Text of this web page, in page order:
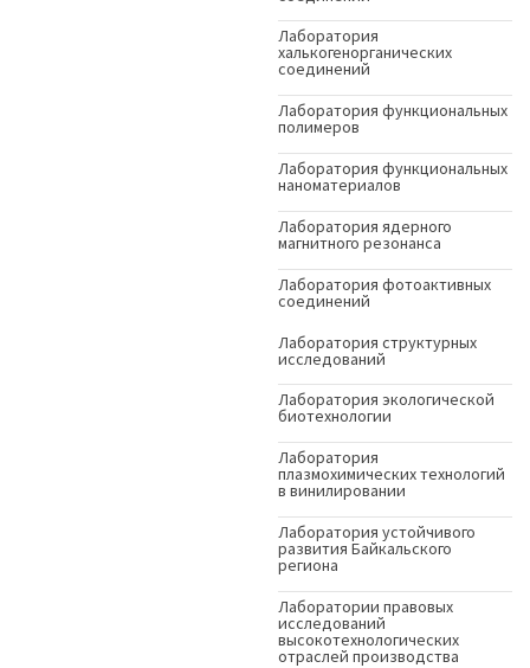
Лаборатория
халькогенорганических
соединений
Лаборатория функциональных
полимеров
Лаборатория функциональных
наноматериалов
Лаборатория ядерного
магнитного резонанса
Лаборатория фотоактивных
соединений
Лаборатория структурных
исследований
Лаборатория экологической
биотехнологии
Лаборатория
плазмохимических технологий
в винилировании
Лаборатория устойчивого
развития Байкальского
региона
Лаборатории правовых
исследований
высокотехнологических
отраслей производства